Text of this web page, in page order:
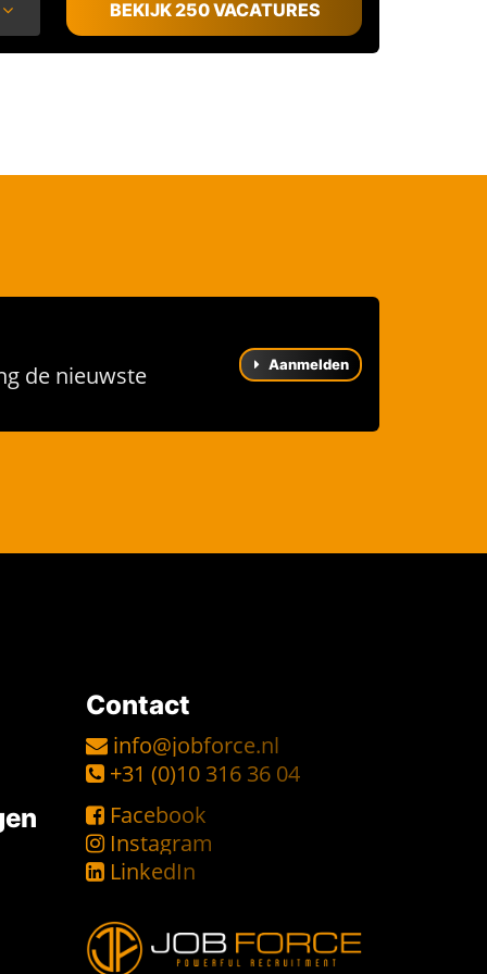
BEKIJK 250 VACATURES
de nieuwste Aanmelden
Contact
info@jobforce.nl
+31 (0)10 316 36 04
Facebook
Instagram
LinkedIn